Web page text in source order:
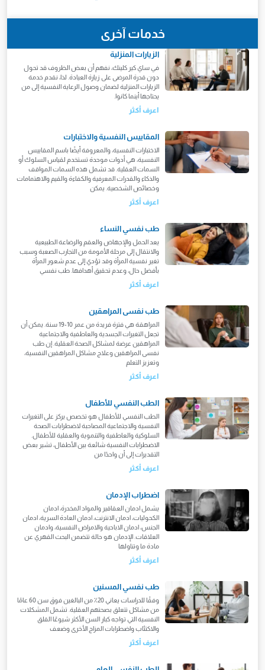
خدمات آخرى
الزيارات المنزلية
في ساي كير كلينك، نفهم أن بعض الظروف قد تحول
دون قدرة المرضى على زيارة العيادة. لذا، نقدم خدمة
الزيارات المنزلية لضمان وصول الرعاية النفسية إلى من
يحتاجها أينما كانوا.
اعرف أكثر
المقاييس النفسية والاختبارات
الاختبارات النفسية، والمعروفة أيضًا باسم المقاييس
النفسية، هي أدوات موحدة تستخدم لقياس السلوك أو
السمات العقلية. قد تشمل هذه السمات المواقف
والذكاء والقدرات المعرفية والكفاءة والقيم والاهتمامات
وخصائص الشخصية. يمكن
اعرف أكثر
طب نفسي النساء
يعد الحمل والإجهاض والعقم والرضاعة الطبيعية
والانتقال إلى مرحلة الأمومة من التجارب الصعبة وسبب
تغير نفسية المرأة وقد تؤدي إلى عدم شعور المرأة
بأفضل حال، وعدم تحقيق أهدافها. طب نفسي
اعرف أكثر
طب نفسى المراهقين
المراهقة هي فترة فريدة من عمر 10-19 سنة. يمكن أن
تجعل التغيرات الجسدية والعاطفية والاجتماعية
المراهقين عرضة لمشاكل الصحة العقلية. إن طب
نفسى المراهقين وعلاج مشاكل المراهقين النفسية،
وتعزيز التعلم
اعرف أكثر
الطب النفسي للأطفال
الطب النفسي للأطفال هو تخصص يركز على التغيرات
النفسية والاجتماعية المصاحبة لاضطرابات الصحة
السلوكية والعاطفية والتنموية والعقلية للأطفال.
الاضطرابات النفسية شائعة بين الأطفال، تشير بعض
التقديرات إلى أن واحدًا من
اعرف أكثر
اضطراب الإدمان
يشمل ادمان العقاقير والمواد المخدرة، ادمان
الكحوليات، ادمان الانترنت، ادمان العادة السرية، ادمان
الجنس، ادمان الاباحية والامراض النفسية، وادمان
العلاقات. الإدمان هو حالة تتضمن البحث القهري عن
مادة ما وتناولها
اعرف أكثر
طب نفسي المسنين
وفقًا للدراسات يعاني 20٪ من البالغين فوق سن 60 عامًا
من مشاكل تتعلق بصحتهم العقلية. تشمل المشكلات
النفسية التي تواجه كبار السن الأكثر شيوعًا القلق
والاكتئاب واضطرابات المزاج الأخرى وضعف
اعرف أكثر